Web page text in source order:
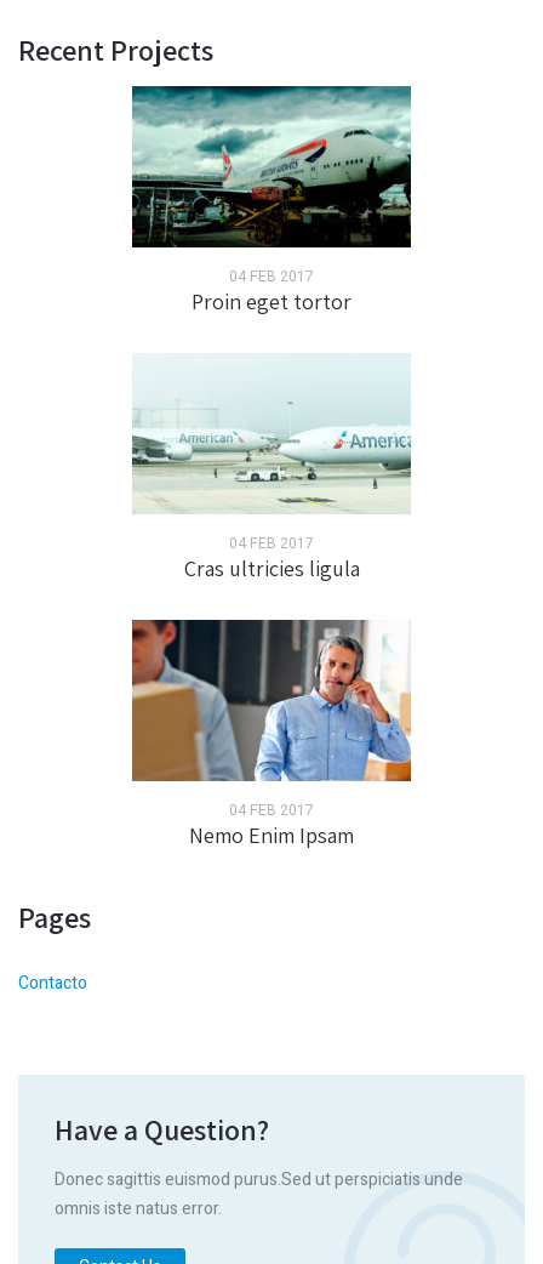
Recent Projects
04 FEB 2017
Proin eget tortor
04 FEB 2017
Cras ultricies ligula
04 FEB 2017
Nemo Enim Ipsam
Pages
Contacto
Have a Question?
Donec sagittis euismod purus.Sed ut perspiciatis unde
omnis iste natus error.